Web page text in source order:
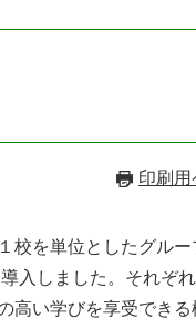
印刷用
校を単位としたグルー
入しました。それぞ
高い学びを享受でき